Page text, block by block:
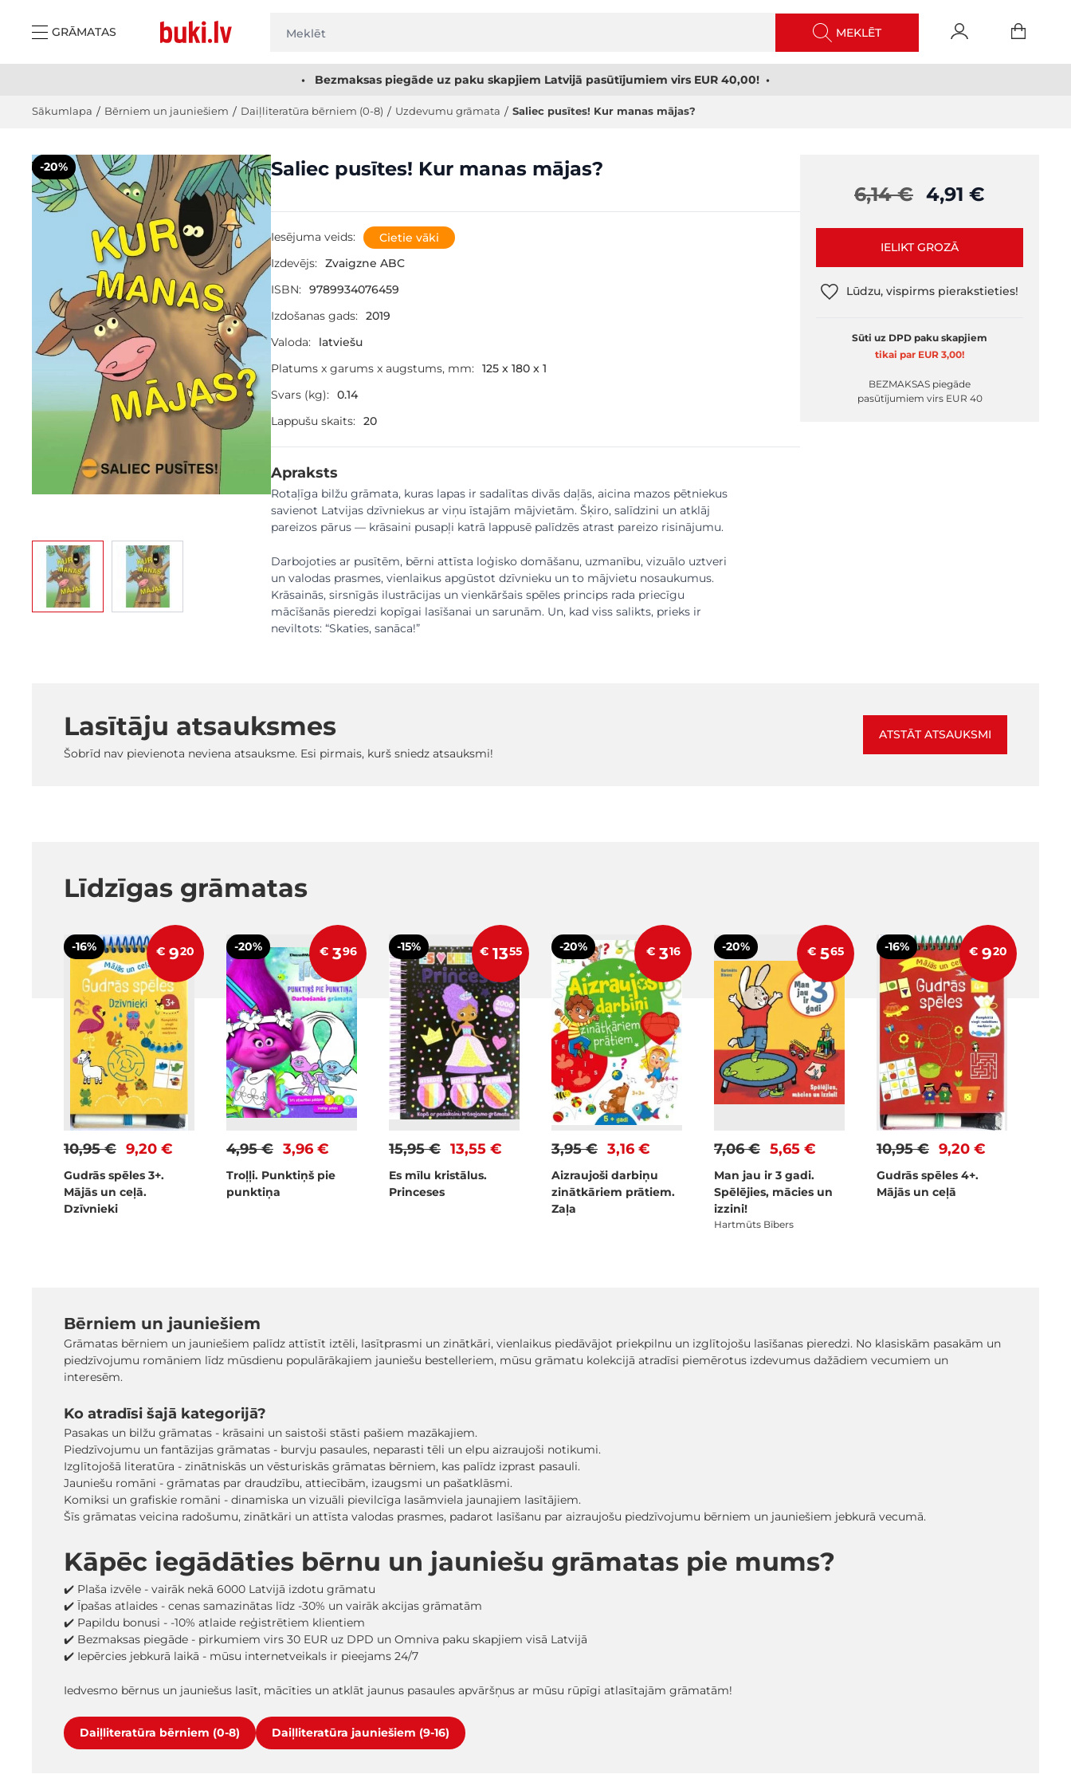
GRĀMATAS
MEKLĒT
• Bezmaksas piegāde uz paku skapjiem Latvijā pasūtījumiem virs EUR 40,00! •
Sākumlapa / Bērniem un jauniešiem / Daiļliteratūra bērniem (0-8) / Uzdevumu grāmata / Saliec pusītes! Kur manas mājas?
-20%
Main image
Click to view image in fullscreen
View larger imageView larger image
Saliec pusītes! Kur manas mājas?
Iesējuma veids:
Cietie vāki
Izdevējs:
Zvaigzne ABC
ISBN:
9789934076459
Izdošanas gads:
2019
Valoda:
latviešu
Platums x garums x augstums, mm:
125 x 180 x 1
Svars (kg):
0.14
Lappušu skaits:
20
Apraksts
Rotaļīga bilžu grāmata, kuras lapas ir sadalītas divās daļās, aicina mazos pētniekus
savienot Latvijas dzīvniekus ar viņu īstajām mājvietām. Šķiro, salīdzini un atklāj
pareizos pārus — krāsaini pusapļi katrā lappusē palīdzēs atrast pareizo risinājumu.
Darbojoties ar pusītēm, bērni attīsta loģisko domāšanu, uzmanību, vizuālo uztveri
un valodas prasmes, vienlaikus apgūstot dzīvnieku un to mājvietu nosaukumus.
Krāsainās, sirsnīgās ilustrācijas un vienkāršais spēles princips rada priecīgu
mācīšanās pieredzi kopīgai lasīšanai un sarunām. Un, kad viss salikts, prieks ir
neviltots: “Skaties, sanāca!”
6,14 € 4,91 €
IELIKT GROZĀ
Lūdzu, vispirms pierakstieties!
Sūti uz DPD paku skapjiem
tikai par EUR 3,00!
BEZMAKSAS piegāde
pasūtījumiem virs EUR 40
Lasītāju atsauksmes
Šobrīd nav pievienota neviena atsauksme. Esi pirmais, kurš sniedz atsauksmi!
ATSTĀT ATSAUKSMI
Līdzīgas grāmatas
-16% € 920
9,20 €
10,95 €
Gudrās spēles 3+.
Mājās un ceļā.
Dzīvnieki
-20% € 396
3,96 €
4,95 €
Troļļi. Punktiņš pie
punktiņa
-15% € 1355
13,55 €
15,95 €
Es mīlu kristālus.
Princeses
-20% € 316
3,16 €
3,95 €
Aizraujoši darbiņu
zinātkāriem prātiem.
Zaļa
-20% € 565
5,65 €
7,06 €
Man jau ir 3 gadi.
Spēlējies, mācies un
izzini!
Hartmūts Bībers
-16% € 920
9,20 €
10,95 €
Gudrās spēles 4+.
Mājās un ceļā
Bērniem un jauniešiem
Grāmatas bērniem un jauniešiem palīdz attīstīt iztēli, lasītprasmi un zinātkāri, vienlaikus piedāvājot priekpilnu un izglītojošu lasīšanas pieredzi. No klasiskām pasakām un
piedzīvojumu romāniem līdz mūsdienu populārākajiem jauniešu bestelleriem, mūsu grāmatu kolekcijā atradīsi piemērotus izdevumus dažādiem vecumiem un
interesēm.
Ko atradīsi šajā kategorijā?
Pasakas un bilžu grāmatas - krāsaini un saistoši stāsti pašiem mazākajiem.
Piedzīvojumu un fantāzijas grāmatas - burvju pasaules, neparasti tēli un elpu aizraujoši notikumi.
Izglītojošā literatūra - zinātniskās un vēsturiskās grāmatas bērniem, kas palīdz izprast pasauli.
Jauniešu romāni - grāmatas par draudzību, attiecībām, izaugsmi un pašatklāsmi.
Komiksi un grafiskie romāni - dinamiska un vizuāli pievilcīga lasāmviela jaunajiem lasītājiem.
Šīs grāmatas veicina radošumu, zinātkāri un attīsta valodas prasmes, padarot lasīšanu par aizraujošu piedzīvojumu bērniem un jauniešiem jebkurā vecumā.
Kāpēc iegādāties bērnu un jauniešu grāmatas pie mums?
✔️ Plaša izvēle - vairāk nekā 6000 Latvijā izdotu grāmatu
✔️ Īpašas atlaides - cenas samazinātas līdz -30% un vairāk akcijas grāmatām
✔️ Papildu bonusi - -10% atlaide reģistrētiem klientiem
✔️ Bezmaksas piegāde - pirkumiem virs 30 EUR uz DPD un Omniva paku skapjiem visā Latvijā
✔️ Iepērcies jebkurā laikā - mūsu internetveikals ir pieejams 24/7
Iedvesmo bērnus un jauniešus lasīt, mācīties un atklāt jaunus pasaules apvāršņus ar mūsu rūpīgi atlasītajām grāmatām!
Daiļliteratūra bērniem (0-8) Daiļliteratūra jauniešiem (9-16)